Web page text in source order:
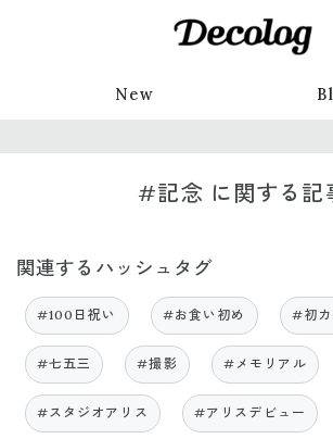
New
#記念 に関する記
関連するハッシュタグ
#100日祝い #お食い初め #初カ
#七五三 #撮影 #メモリアル
#スタジオアリス #アリスデビュー